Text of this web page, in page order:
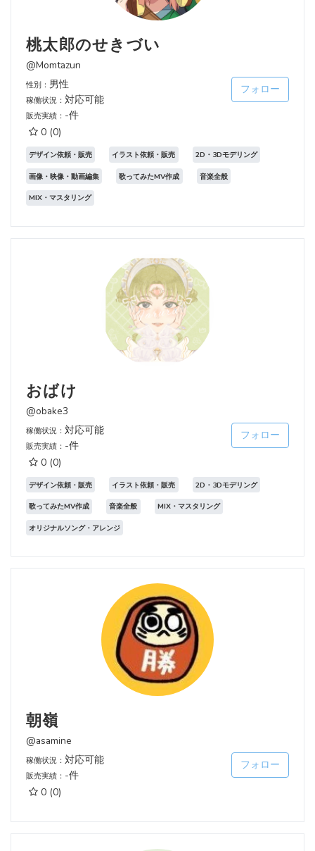
桃太郎のせきづい
@Momtazun
性別： 男性
稼働状況： 対応可能
販売実績： -件
0 (0)
フォロー
デザイン依頼・販売 イラスト依頼・販売 2D・3Dモデリング
画像・映像・動画編集 歌ってみたMV作成 音楽全般
MIX・マスタリング
おばけ
@obake3
稼働状況： 対応可能
販売実績： -件
0 (0)
フォロー
デザイン依頼・販売 イラスト依頼・販売 2D・3Dモデリング
歌ってみたMV作成 音楽全般 MIX・マスタリング
オリジナルソング・アレンジ
朝嶺
@asamine
稼働状況： 対応可能
販売実績： -件
0 (0)
フォロー